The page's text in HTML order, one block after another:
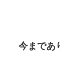
今まであ